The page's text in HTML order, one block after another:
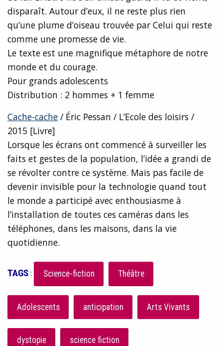
disparaît. Autour d’eux, il ne reste plus rien
qu’une plume d’oiseau trouvée par Celui qui reste
comme une promesse de vie.
Le texte est une magnifique métaphore de notre
monde et du courage.
Pour grands adolescents
Distribution : 2 hommes + 1 femme
Cache-cache / Éric Pessan / L’Ecole des loisirs /
2015 [Livre]
Lorsque les écrans ont commencé à surveiller les
faits et gestes de la population, l’idée a grandi de
se révolter contre ce système. Mais pas facile de
devenir invisible pour la technologie quand tout
le monde a participé avec enthousiasme à
l’installation de toutes ces caméras dans les
téléphones, dans les maisons, dans la vie
quotidienne.
TAGS: Science-fiction Théâtre
Adolescents anticipation Arts Vivants
dystopie science fiction